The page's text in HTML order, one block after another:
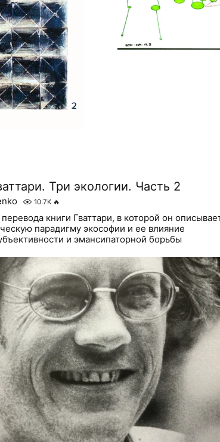
Три экологии. Часть 2
10.7K 🔥
книги Гваттари, в которой он
парадигму экософии и ее влияние
и эмансипаторной борьбы